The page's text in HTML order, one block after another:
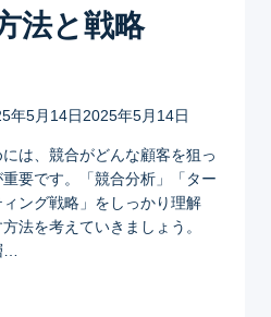
法と戦略
年5月14日2025年5月14日
は、競合がどんな顧客を狙っ
要です。「競合分析」「ター
ング戦略」をしっかり理解
法を考えていきましょう。